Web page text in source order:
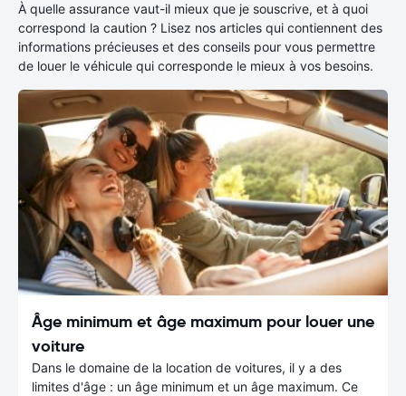
À quelle assurance vaut-il mieux que je souscrive, et à quoi
correspond la caution ? Lisez nos articles qui contiennent des
informations précieuses et des conseils pour vous permettre
de louer le véhicule qui corresponde le mieux à vos besoins.
Âge minimum et âge maximum pour louer une
voiture
Dans le domaine de la location de voitures, il y a des
limites d'âge : un âge minimum et un âge maximum. Ce